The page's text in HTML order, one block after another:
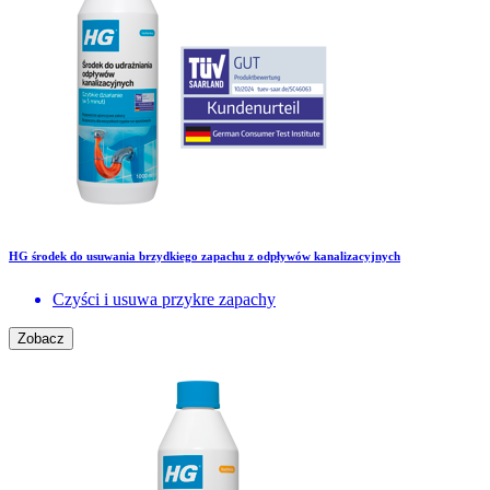
HG środek do usuwania brzydkiego zapachu z odpływów kanalizacyjnych
Czyści i usuwa przykre zapachy
Zobacz